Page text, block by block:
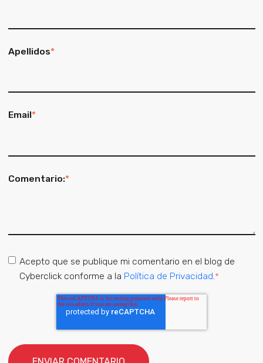
Apellidos*
Email*
Comentario:*
Acepto que se publique mi comentario en el blog de
Cyberclick conforme a la Política de Privacidad.*